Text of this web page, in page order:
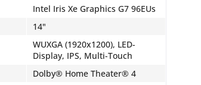
Intel Iris Xe Graphics G7 96EUs
14"
WUXGA (1920x1200), LED-
Display, IPS, Multi-Touch
Dolby® Home Theater® 4